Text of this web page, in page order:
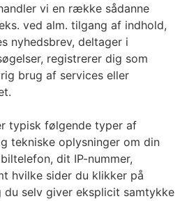
vi en række sådanne
ved alm. tilgang af indhold,
nyhedsbrev, deltager i
registrerer dig som
brug af services eller
typisk følgende typer af
tekniske oplysninger om din
dit IP-nummer,
hvilke sider du klikker på
du selv giver eksplicit samtykke